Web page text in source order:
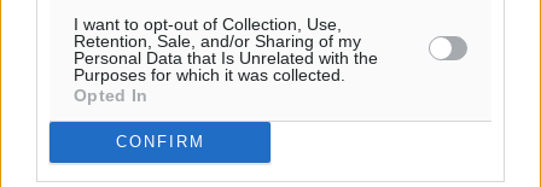
I want to opt-out of Collection, Use,
Retention, Sale, and/or Sharing of my
Personal Data that Is Unrelated with the
Purposes for which it was collected.
Opted In
CONFIRM